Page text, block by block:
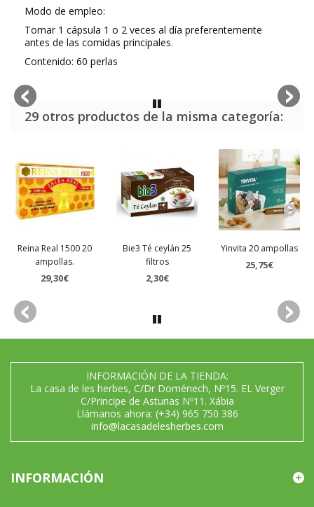
Modo de empleo:
Tomar 1 cápsula 1 o 2 veces al día preferentemente
antes de las comidas principales.
Contenido: 60 perlas
29 otros productos de la misma categoría:
Reina Real 1500 20
ampollas.
29,30€
Bie3 Té ceylán 25
filtros
2,30€
Yinvita 20 ampollas
25,75€
INFORMACIÓN DE LA TIENDA:
La casa de les herbes, C/Dr Doménech, Nº15. EL Verger
C/Principe de Asturias Nº11. Xábia
Llámanos ahora: (+34) 965 750 386
info@lacasadelesherbes.com
INFORMACIÓN